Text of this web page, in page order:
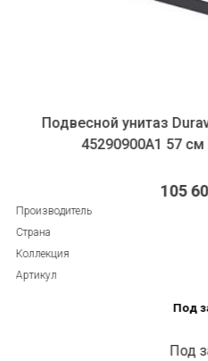
Подвесной унитаз
45290900A1 57
105
Производитель
Страна
Коллекция
Артикул
Под
Под